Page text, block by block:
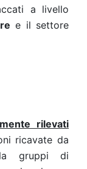
a livello
e il settore
rilevati
ricavate da
gruppi di